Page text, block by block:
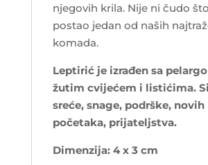
njegovih krila. Nije ni čudo
postao jedan od naših
komada.
Leptirić je izrađen sa
žutim cvijećem i listićima.
sreće, snage, podrške, novih
početaka, prijateljstva.
Dimenzija: 4 x 3 cm